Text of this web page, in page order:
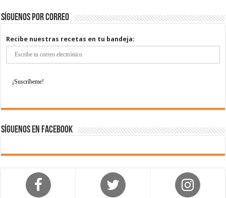
Síguenos por correo
Recibe nuestras recetas en tu bandeja:
Síguenos en Facebook